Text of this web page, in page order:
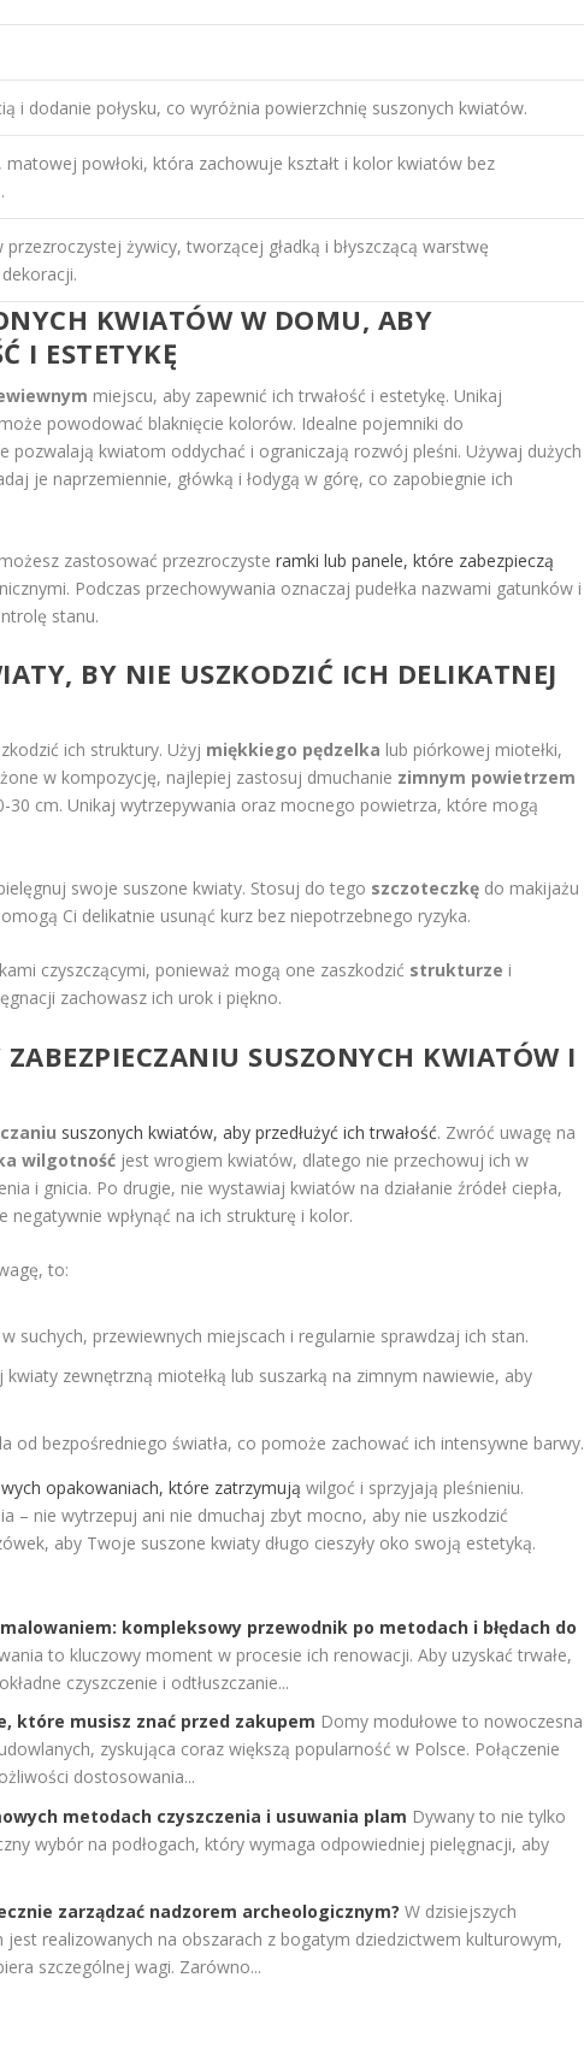
i dodanie połysku, co wyróżnia powierzchnię suszonych kwiatów.
powłoki, która zachowuje kształt i kolor kwiatów bez
żywicy, tworzącej gładką i błyszczącą warstwę
KWIATÓW W DOMU, ABY
I ESTETYKĘ
miejscu, aby zapewnić ich trwałość i estetykę. Unikaj
powodować blaknięcie kolorów. Idealne pojemniki do
pozwalają kwiatom oddychać i ograniczają rozwój pleśni. Używaj dużych
je naprzemiennie, główką i łodygą w górę, co zapobiegnie ich
zastosować przezroczysteramki lub panele, które zabezpieczą
Podczas przechowywania oznaczaj pudełka nazwami gatunków i
stanu.
BY NIE USZKODZIĆ ICH DELIKATNEJ
ich struktury. Użyj miękkiego pędzelka lub piórkowej miotełki,
w kompozycję, najlepiej zastosuj dmuchanie zimnym powietrzem
30 cm. Unikaj wytrzepywania oraz mocnego powietrza, które mogą
swoje suszone kwiaty. Stosuj do tego szczoteczkę do makijażu
Ci delikatnie usunąć kurz bez niepotrzebnego ryzyka.
czyszczącymi, ponieważ mogą one zaszkodzić strukturze i
zachowasz ich urok i piękno.
ZABEZPIECZANIU SUSZONYCH KWIATÓW I
suszonych kwiatów, aby przedłużyć ich trwałość. Zwróć uwagę na
wilgotność jest wrogiem kwiatów, dlatego nie przechowuj ich w
i gnicia. Po drugie, nie wystawiaj kwiatów na działanie źródeł ciepła,
wpłynąć na ich strukturę i kolor.
to:
suchych, przewiewnych miejscach i regularnie sprawdzaj ich stan.
kwiaty zewnętrzną miotełką lub suszarką na zimnym nawiewie, aby
od bezpośredniego światła, co pomoże zachować ich intensywne barwy.
opakowaniach, które zatrzymują wilgoć i sprzyjają pleśnieniu.
– nie wytrzepuj ani nie dmuchaj zbyt mocno, aby nie uszkodzić
aby Twoje suszone kwiaty długo cieszyły oko swoją estetyką.
kompleksowy przewodnik po metodach i błędach do
to kluczowy moment w procesie ich renowacji. Aby uzyskać trwałe,
czyszczenie i odtłuszczanie...
które musisz znać przed zakupem Domy modułowe to nowoczesna
zyskująca coraz większą popularność w Polsce. Połączenie
dostosowania...
metodach czyszczenia i usuwania plam Dywany to nie tylko
wybór na podłogach, który wymaga odpowiedniej pielęgnacji, aby
zarządzać nadzorem archeologicznym? W dzisiejszych
jest realizowanych na obszarach z bogatym dziedzictwem kulturowym,
szczególnej wagi. Zarówno...